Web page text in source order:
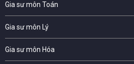
Gia sư môn Toán
Gia sư môn Lý
Gia sư môn Hóa